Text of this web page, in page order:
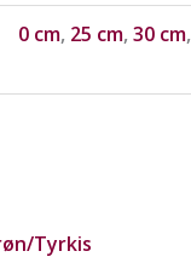
0 cm, 25 cm, 30 cm,